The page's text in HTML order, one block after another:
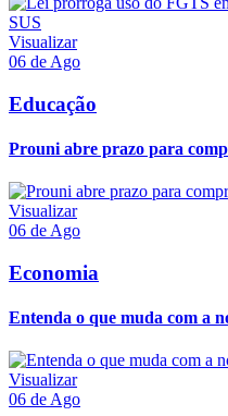
Visualizar
06 de Ago
Educação
Prouni abre prazo para
Visualizar
06 de Ago
Economia
Entenda o que muda com a
Visualizar
06 de Ago